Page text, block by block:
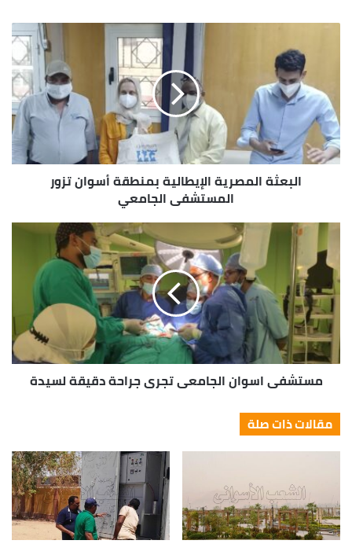
البعثة المصرية الإيطالية بمنطقة أسوان تزور
المستشفى الجامعي
مستشفي اسوان الجامعي تجري جراحة دقيقة لسيدة
مقالات ذات صلة